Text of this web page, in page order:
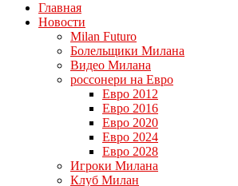
Главная
Новости
Milan Futuro
Болельщики Милана
Видео Милана
россонери на Евро
Евро 2012
Евро 2016
Евро 2020
Евро 2024
Евро 2028
Игроки Милана
Клуб Милан